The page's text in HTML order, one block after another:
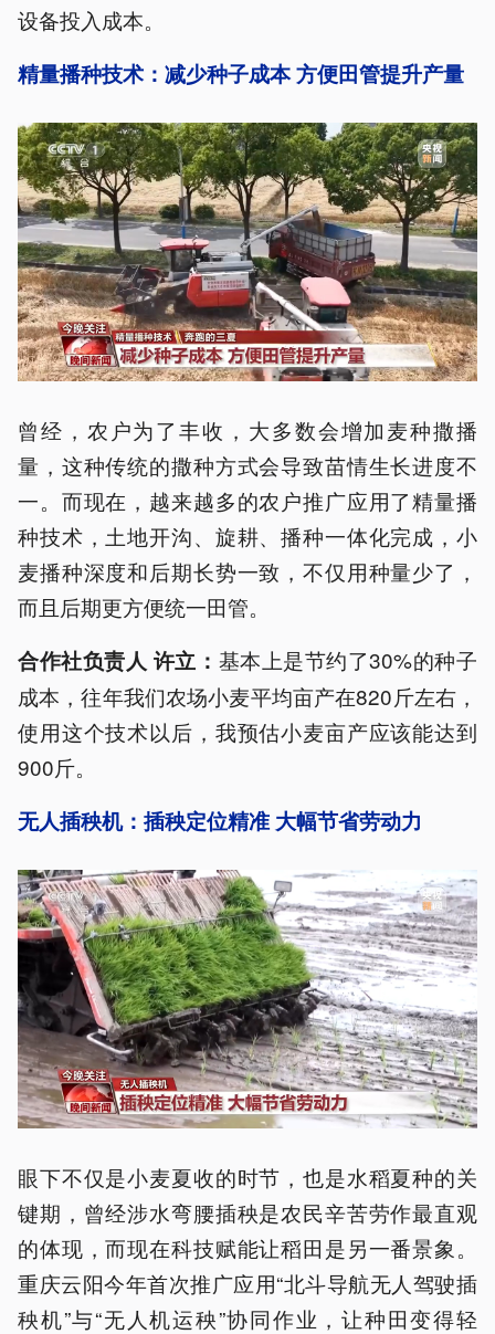
设备投入成本。
精量播种技术：减少种子成本 方便田管提升产量
曾经，农户为了丰收，大多数会增加麦种撒播
量，这种传统的撒种方式会导致苗情生长进度不
一。而现在，越来越多的农户推广应用了精量播
种技术，土地开沟、旋耕、播种一体化完成，小
麦播种深度和后期长势一致，不仅用种量少了，
而且后期更方便统一田管。
合作社负责人 许立： 基本上是节约了30%的种子
成本，往年我们农场小麦平均亩产在820斤左右，
使用这个技术以后，我预估小麦亩产应该能达到
900斤。
无人插秧机：插秧定位精准 大幅节省劳动力
眼下不仅是小麦夏收的时节，也是水稻夏种的关
键期，曾经涉水弯腰插秧是农民辛苦劳作最直观
的体现，而现在科技赋能让稻田是另一番景象。
重庆云阳今年首次推广应用“北斗导航无人驾驶插
秧机”与“无人机运秧”协同作业，让种田变得轻